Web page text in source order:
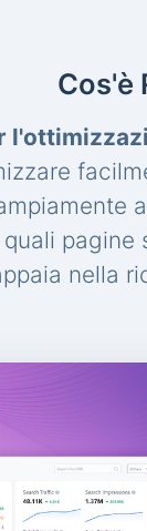
Cos'è
nella